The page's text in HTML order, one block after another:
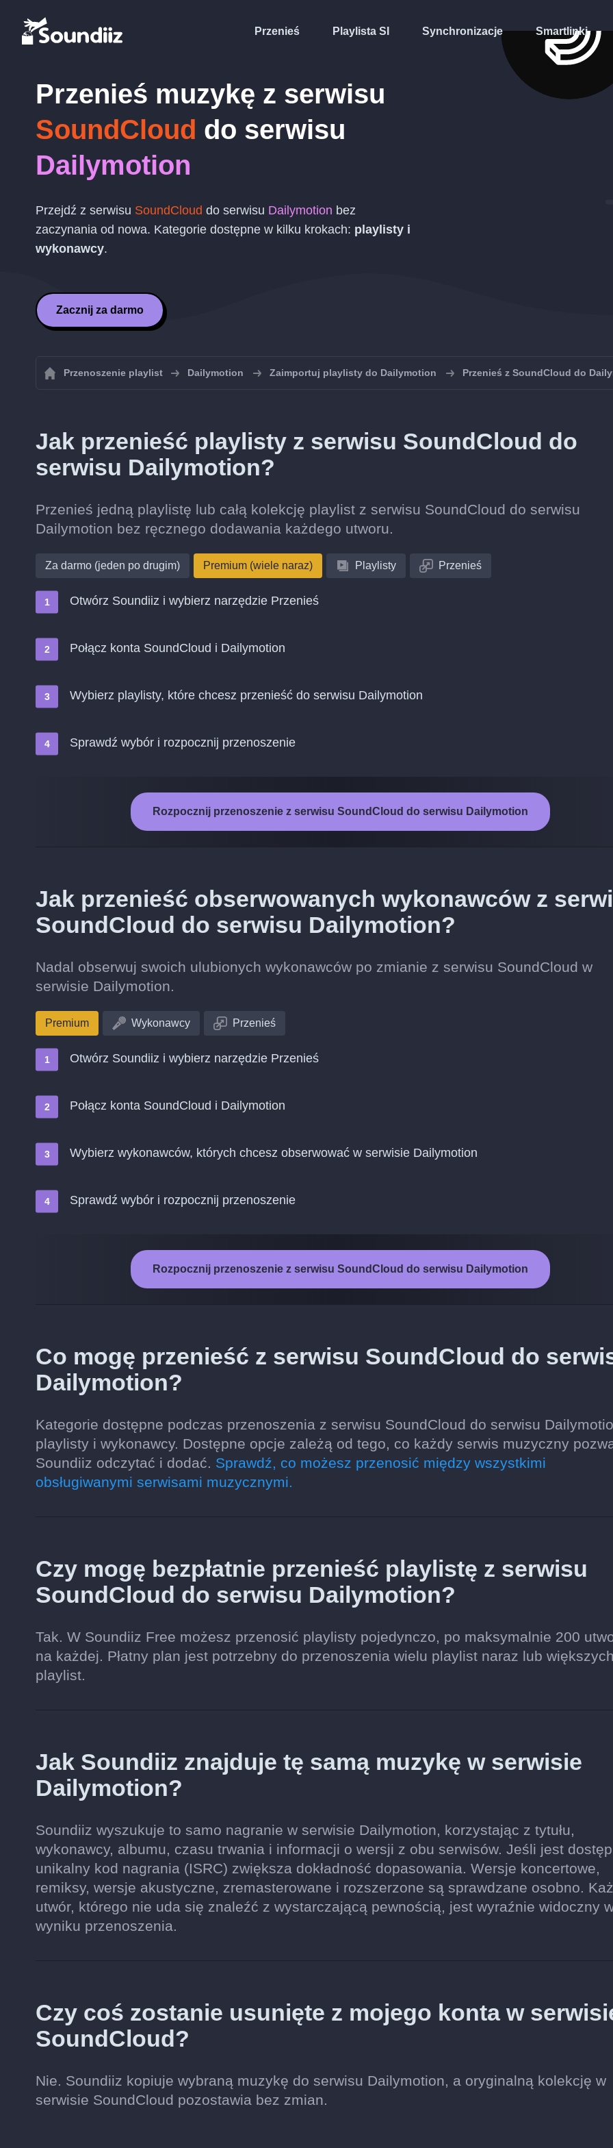
Przenieś Playlista SI Synchronizacje Smartlinki
Przenieś muzykę z serwisu
SoundCloud do serwisu
Dailymotion
Przejdź z serwisu SoundCloud do serwisu Dailymotion bez
zaczynania od nowa. Kategorie dostępne w kilku krokach: playlisty i
wykonawcy.
Zacznij za darmo
Przenoszenie playlist Dailymotion Zaimportuj playlisty do Dailymotion Przenieś z SoundCloud do
Jak przenieść playlisty z serwisu SoundCloud do
serwisu Dailymotion?
Przenieś jedną playlistę lub całą kolekcję playlist z serwisu SoundCloud do serwisu
Dailymotion bez ręcznego dodawania każdego utworu.
Za darmo (jeden po drugim) Premium (wiele naraz) Playlisty Przenieś
Otwórz Soundiiz i wybierz narzędzie Przenieś
Połącz konta SoundCloud i Dailymotion
Wybierz playlisty, które chcesz przenieść do serwisu Dailymotion
Sprawdź wybór i rozpocznij przenoszenie
Rozpocznij przenoszenie z serwisu SoundCloud do serwisu Dailymotion
Jak przenieść obserwowanych wykonawców z
SoundCloud do serwisu Dailymotion?
Nadal obserwuj swoich ulubionych wykonawców po zmianie z serwisu SoundCloud w
serwisie Dailymotion.
Premium Wykonawcy Przenieś
Otwórz Soundiiz i wybierz narzędzie Przenieś
Połącz konta SoundCloud i Dailymotion
Wybierz wykonawców, których chcesz obserwować w serwisie Dailymotion
Sprawdź wybór i rozpocznij przenoszenie
Rozpocznij przenoszenie z serwisu SoundCloud do serwisu Dailymotion
Co mogę przenieść z serwisu SoundCloud do
Dailymotion?
Kategorie dostępne podczas przenoszenia z serwisu SoundCloud do serwisu
playlisty i wykonawcy. Dostępne opcje zależą od tego, co każdy serwis muzyczny
Soundiiz odczytać i dodać. Sprawdź, co możesz przenosić między wszystkimi
obsługiwanymi serwisami muzycznymi.
Czy mogę bezpłatnie przenieść playlistę z serwisu
SoundCloud do serwisu Dailymotion?
Tak. W Soundiiz Free możesz przenosić playlisty pojedynczo, po maksymalnie 200
na każdej. Płatny plan jest potrzebny do przenoszenia wielu playlist naraz lub większych
playlist.
Jak Soundiiz znajduje tę samą muzykę w serwisie
Dailymotion?
Soundiiz wyszukuje to samo nagranie w serwisie Dailymotion, korzystając z tytułu,
wykonawcy, albumu, czasu trwania i informacji o wersji z obu serwisów. Jeśli jest
unikalny kod nagrania (ISRC) zwiększa dokładność dopasowania. Wersje koncertowe,
remiksy, wersje akustyczne, zremasterowane i rozszerzone są sprawdzane osobno.
utwór, którego nie uda się znaleźć z wystarczającą pewnością, jest wyraźnie widoczny
wyniku przenoszenia.
Czy coś zostanie usunięte z mojego konta w
SoundCloud?
Nie. Soundiiz kopiuje wybraną muzykę do serwisu Dailymotion, a oryginalną kolekcję w
serwisie SoundCloud pozostawia bez zmian.